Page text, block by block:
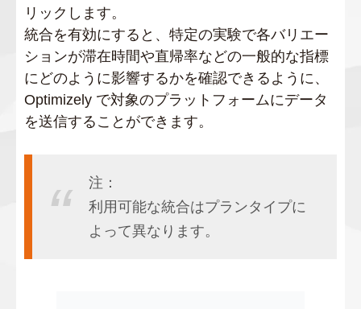
リックします。
統合を有効にすると、特定の実験で各バリエー
ションが滞在時間や直帰率などの一般的な指標
にどのように影響するかを確認できるように、
Optimizely で対象のプラットフォームにデータ
を送信することができます。
注：
利用可能な統合はプランタイプに
よって異なります。